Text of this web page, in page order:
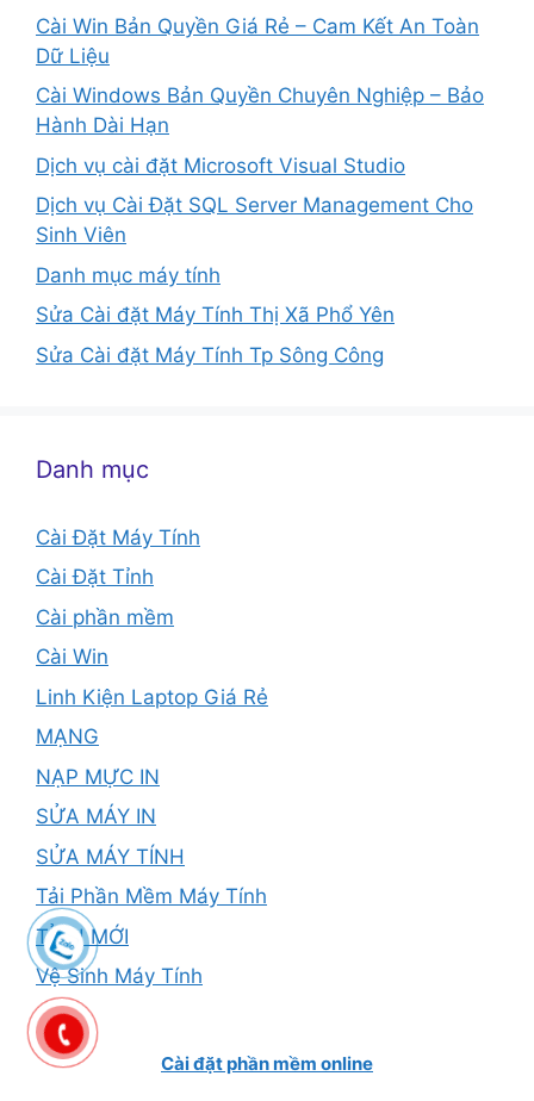
Cài Win Bản Quyền Giá Rẻ – Cam Kết An Toàn
Dữ Liệu
Cài Windows Bản Quyền Chuyên Nghiệp – Bảo
Hành Dài Hạn
Dịch vụ cài đặt Microsoft Visual Studio
Dịch vụ Cài Đặt SQL Server Management Cho
Sinh Viên
Danh mục máy tính
Sửa Cài đặt Máy Tính Thị Xã Phổ Yên
Sửa Cài đặt Máy Tính Tp Sông Công
Danh mục
Cài Đặt Máy Tính
Cài Đặt Tỉnh
Cài phần mềm
Cài Win
Linh Kiện Laptop Giá Rẻ
MẠNG
NẠP MỰC IN
SỬA MÁY IN
SỬA MÁY TÍNH
Tải Phần Mềm Máy Tính
TỈNH MỚI
Vệ Sinh Máy Tính
Cài đặt phần mềm online